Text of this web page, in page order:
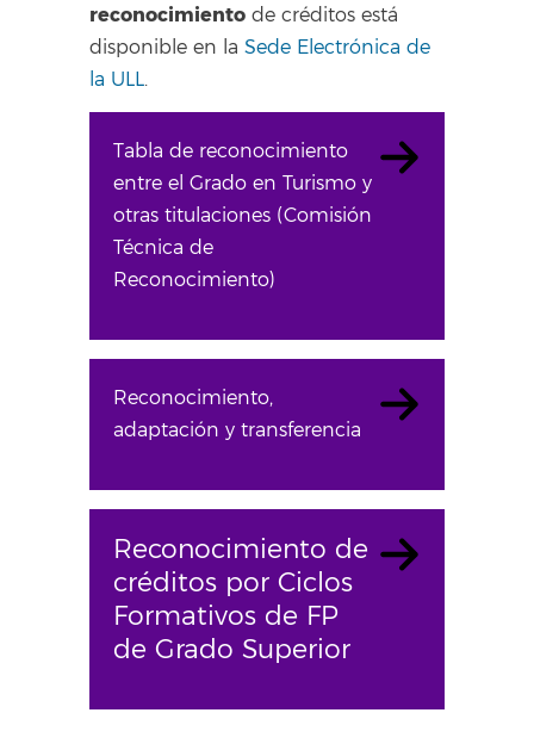
reconocimiento de créditos está
disponible en laSede Electrónica de
la ULL.
Tabla de reconocimiento
entre el Grado en Turismo y
otras titulaciones (Comisión
Técnica de
Reconocimiento)
Reconocimiento,
adaptación y transferencia
Reconocimiento de
créditos por Ciclos
Formativos de FP
de Grado Superior